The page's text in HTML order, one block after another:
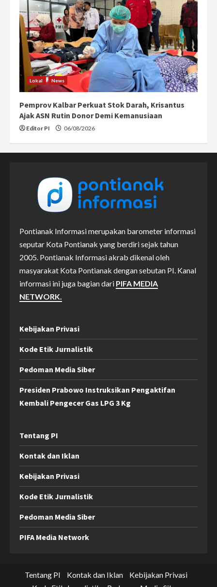
Lokal News
Pemprov Kalbar Perkuat Stok Darah, Krisantus
Ajak ASN Rutin Donor Demi Kemanusiaan
Editor PI 06/08/2026
Pontianak Informasi merupakan barometer informasi
seputar Kota Pontianak yang berdiri sejak tahun
2005. Pontianak Informasi akrab dikenal oleh
masyarakat Kota Pontianak dengan sebutan PI. Kanal
informasi ini juga bagian dari PIFA MEDIA
NETWORK.
Kebijakan Privasi
Kode Etik Jurnalistik
Pedoman Media Siber
Presiden Prabowo Instruksikan Pengaktifan
Kembali Pengecer Gas LPG 3 Kg
Tentang PI
Kontak dan Iklan
Kebijakan Privasi
Kode Etik Jurnalistik
Pedoman Media Siber
PIFA Media Network
Tentang PI Kontak dan Iklan
Kebijakan Privasi